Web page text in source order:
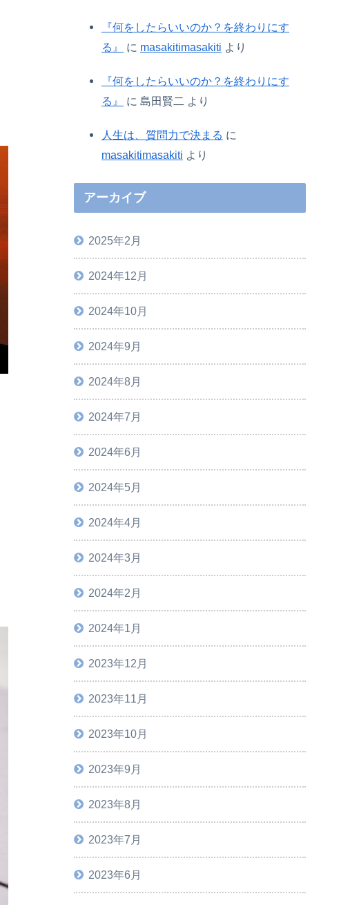
『何をしたらいいのか？を終わりにす
る』
に masakitimasakiti より
『何をしたらいいのか？を終わりにす
る』
に 島田賢二 より
人生は、質問力で決まる に
masakitimasakiti より
アーカイブ
2025年2月
2024年12月
2024年10月
2024年9月
2024年8月
2024年7月
2024年6月
2024年5月
2024年4月
2024年3月
2024年2月
2024年1月
2023年12月
2023年11月
2023年10月
2023年9月
2023年8月
2023年7月
2023年6月